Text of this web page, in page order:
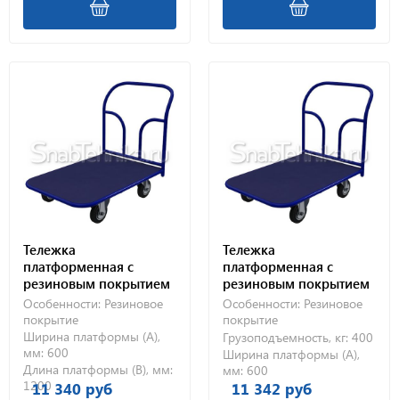
Тележка
платформенная с
резиновым покрытием
ТПР 4 (600х1200) без
колес
Особенности: Резиновое
покрытие
Ширина платформы (А),
мм: 600
Длина платформы (В), мм:
1200
11 340 руб
Тележка
платформенная с
резиновым покрытием
ТПР 2 (600х900) 160-Ч
Особенности: Резиновое
покрытие
Грузоподъемность, кг: 400
Ширина платформы (А),
мм: 600
11 342 руб